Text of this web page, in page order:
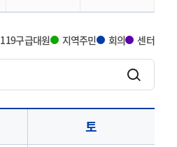
119구급대원 지역주민 회의 센터
토